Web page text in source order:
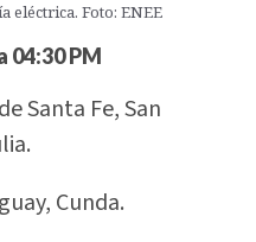
eléctrica. Foto: ENEE
04:30 PM
Santa Fe, San
Cunda.